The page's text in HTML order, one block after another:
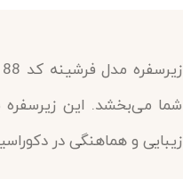
شما می‌بخشد. این زیرسفره
زیبایی و هماهنگی در